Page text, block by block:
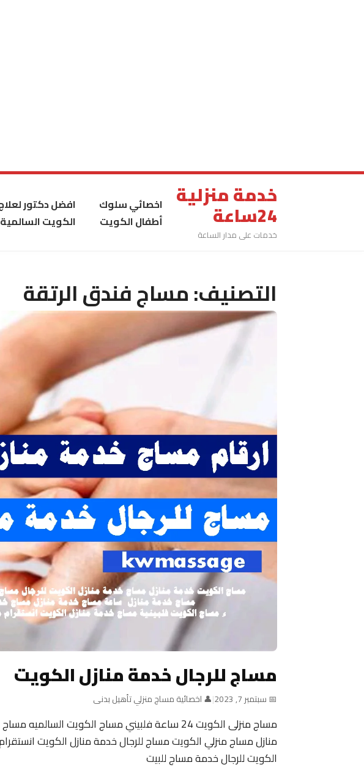
خدمة منزلية
24ساعة
خدمات على مدار الساعة
اخصائي سلوك
أطفال الكويت
افضل دكتور
الكويت
التصنيف:مساج فندق الرتقة
مساج للرجال خدمة منازل الكويت
📅 سبتمبر 7, 2023 |👤 اخصائية مساج منزلي تأهيل بدنى
منازل مساج منزلي الكويت مساج للرجال خدمة منازل الكويت
الكويت للرجال خدمة مساج للبيت